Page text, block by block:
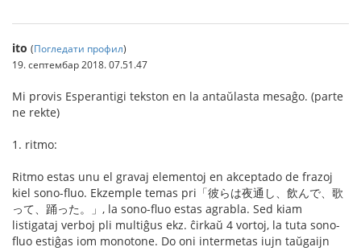
ito (Погледати профил)
19. септембар 2018. 07.51.47
Mi provis Esperantigi tekston en la antaŭlasta mesaĝo. (parte
ne rekte)
1. ritmo:
Ritmo estas unu el gravaj elementoj en akceptado de frazoj
kiel sono-fluo. Ekzemple temas pri「彼らは夜通し、飲んで、歌
って、踊った。」, la sono-fluo estas agrabla. Sed kiam
listigataj verboj pli multiĝus ekz. ĉirkaŭ 4 vortoj, la tuta sono-
fluo estiĝas iom monotone. Do oni intermetas iujn taŭgaijn